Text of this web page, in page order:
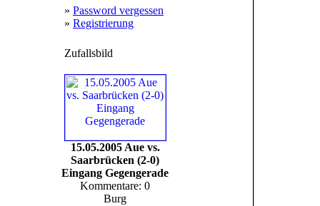
» Password vergessen
» Registrierung
Zufallsbild
15.05.2005 Aue vs.
Saarbrücken (2-0)
Eingang Gegengerade
Kommentare: 0
Burg